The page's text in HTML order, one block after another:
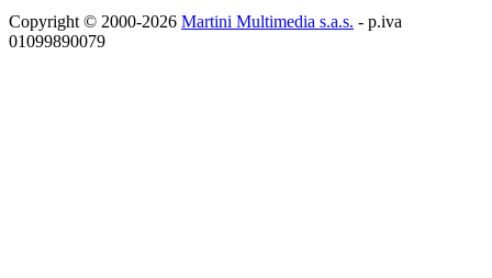
Copyright © 2000-2026 Martini Multimedia s.a.s. - p.iva
01099890079